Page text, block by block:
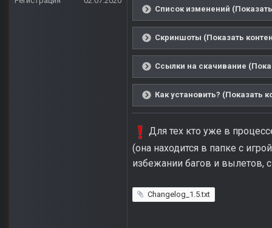
Список изменений
Скриншоты (Показать
Ссылки на скачивание
Как установить? (Показать
Для тех кто уже в
(она находится в папке с
избежании багов и вылетов,
Changelog_1.5.txt